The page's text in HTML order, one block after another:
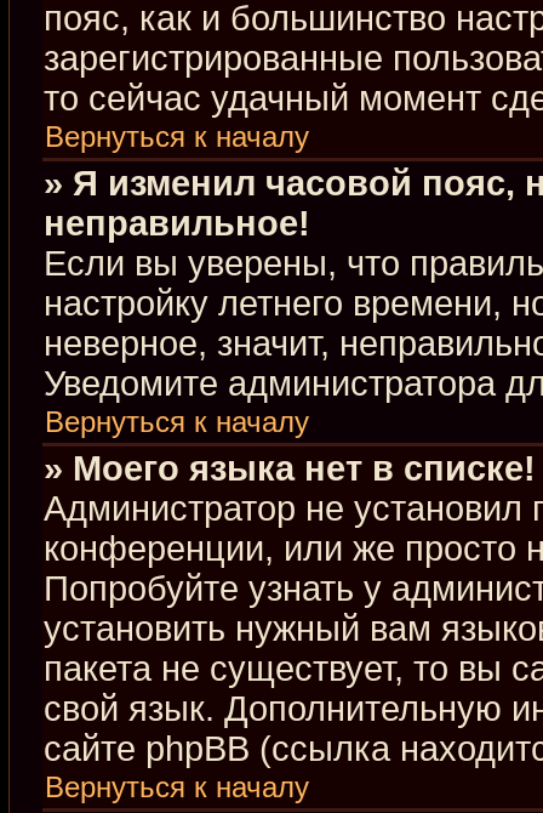
пояс, как и большинство
зарегистрированные
то сейчас удачный момент
Вернуться к началу
» Я изменил часовой пояс,
неправильное!
Если вы уверены, что
настройку летнего времени,
неверное, значит,
Уведомите администратора
Вернуться к началу
» Моего языка нет в списке!
Администратор не
конференции, или же просто
Попробуйте узнать у
установить нужный вам
пакета не существует, то вы
свой язык. Дополнительную
сайте phpBB (ссылка
Вернуться к началу